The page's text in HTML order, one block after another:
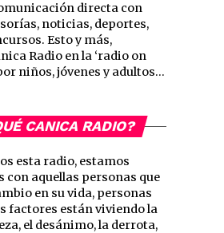
directa con
noticias, deportes,
Esto y más,
Radio en la ‘radio on
niños, jóvenes y adultos…
CANICA RADIO?
esta radio, estamos
aquellas personas que
en su vida, personas
factores están viviendo la
el desánimo, la derrota,